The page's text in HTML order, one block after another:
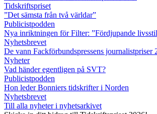
Tidskriftspriset
”Det sämsta från två världar”
Publicistpodden
Nya inriktningen för Filter: ”Fördjupande
Nyhetsbrevet
De vann Fackförbundspressens journalistpriser
Nyheter
Vad händer egentligen på SVT?
Publicistpodden
Hon leder Bonniers tidskrifter i Norden
Nyhetsbrevet
Till alla nyheter i nyhetsarkivet